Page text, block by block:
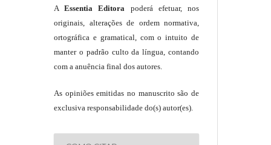
AEssentia Editora poderá efetuar, nos
originais, alterações de ordem normativa,
ortográfica e gramatical, com o intuito de
manter o padrão culto da língua, contando
com a anuência final dos autores.
As opiniões emitidas no manuscrito são de
exclusiva responsabilidade do(s) autor(es).